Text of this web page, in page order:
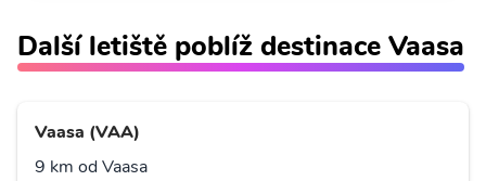
Další letiště poblíž destinace Vaasa
Vaasa (VAA)
9 km od Vaasa